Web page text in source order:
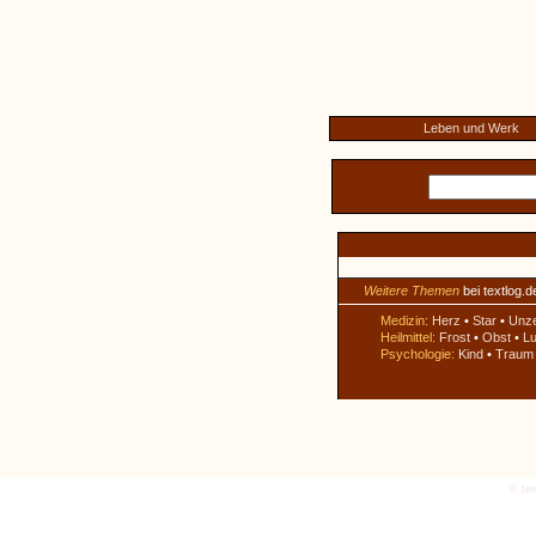
Leben und Werk
Weitere Themen bei
Medizin: Herz • Star •
Heilmittel: Frost • Obst •
Psychologie: Kind • Traum
©